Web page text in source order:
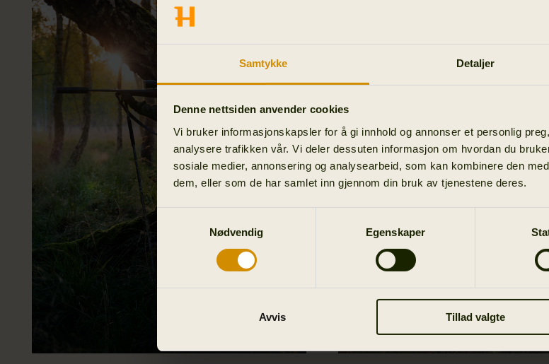
Samtykke Detaljer
Denne nettsiden anvender cookies
Vi bruker informasjonskapsler for å gi innhold og annonser et personlig
analysere trafikken vår. Vi deler dessuten informasjon om hvordan du
sosiale medier, annonsering og analysearbeid, som kan kombinere den
dem, eller som de har samlet inn gjennom din bruk av tjenestene deres.
Nødvendig
Egenskaper
Avvis Tillad valgte